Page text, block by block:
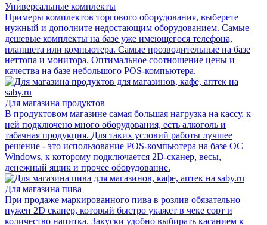
Универсальные комплекты
Примеры комплектов торгового оборудования, выберете
нужный и дополните недостающим оборудованием. Самые
дешевые комплекты на базе уже имеющегося телефона,
планшета или компьютера. Самые прозводительные на базе
неттопа и монитора. Оптимальное соотношение цены и
качества на базе небольшого POS-компьютера.
Для магазина продуктов
В продуктовом магазине самая большая нагрузка на кассу, к
ней подключено много оборудования, есть алкоголь и
табачная продукция. Для таких условий работы лучшее
решение - это использование POS-компьютера на базе ОС
Windows, к которому подключается 2D-сканер, весы,
денежный ящик и прочее оборудование.
Для магазина пива
При продаже маркированного пива в розлив обязательно
нужен 2D сканер, который быстро укажет в чеке сорт и
количество напитка. Закуски удобно выбирать касанием к